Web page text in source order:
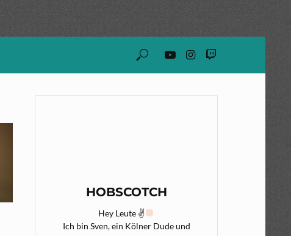
HOBSCOTCH
Hey Leute ✌
Ich bin Sven, ein Kölner Dude und